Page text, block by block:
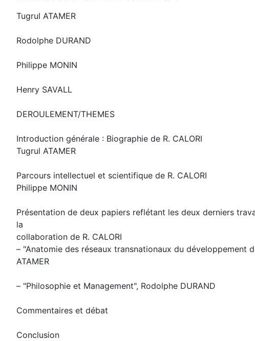
Tugrul ATAMER
Rodolphe DURAND
Philippe MONIN
Henry SAVALL
DEROULEMENT/THEMES
Introduction générale : Biographie de R. CALORI
Tugrul ATAMER
Parcours intellectuel et scientifique de R. CALORI
Philippe MONIN
Présentation de deux papiers reflétant les deux derniers
la
collaboration de R. CALORI
– "Anatomie des réseaux transnationaux du développement
ATAMER
– "Philosophie et Management", Rodolphe DURAND
Commentaires et débat
Conclusion